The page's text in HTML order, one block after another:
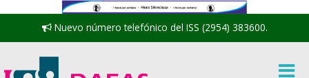
Nuevo número telefónico del ISS (2954) 383600.